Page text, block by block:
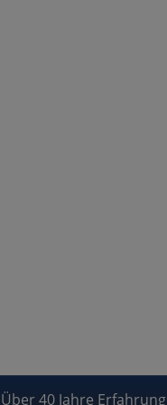
Über 40 Jahre Erfahrung